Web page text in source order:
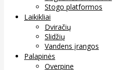
Stogo platformos
Laikikliai
Dviračių
Slidžių
Vandens įrangos
Palapinės
Overpine